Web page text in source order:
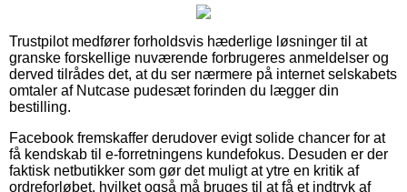
Trustpilot medfører forholdsvis hæderlige løsninger til at
granske forskellige nuværende forbrugeres anmeldelser og
derved tilrådes det, at du ser nærmere på internet selskabets
omtaler af Nutcase pudesæt forinden du lægger din
bestilling.
Facebook fremskaffer derudover evigt solide chancer for at
få kendskab til e-forretningens kundefokus. Desuden er der
faktisk netbutikker som gør det muligt at ytre en kritik af
ordreforløbet, hvilket også må bruges til at få et indtryk af